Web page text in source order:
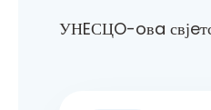
УНEСЦO-oвa